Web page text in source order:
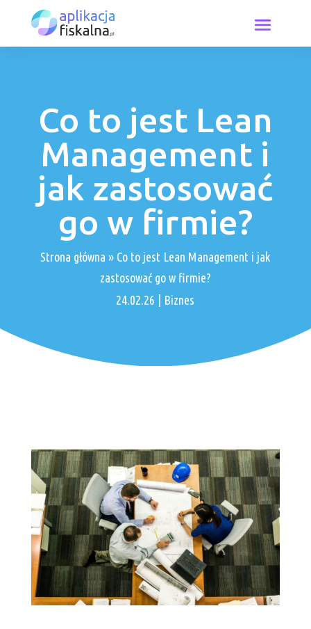
Co to jest Lean
Management i
jak zastosować
go w firmie?
Strona główna » Co to jest Lean Management i jak
zastosować go w firmie?
24.02.26
Biznes